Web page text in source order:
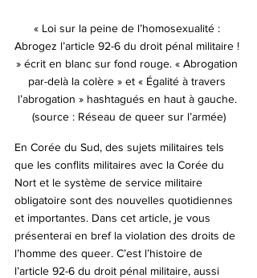
« Loi sur la peine de l’homosexualité :
Abrogez l’article 92-6 du droit pénal militaire !
» écrit en blanc sur fond rouge. « Abrogation
par-delà la colère » et « Égalité à travers
l’abrogation » hashtagués en haut à gauche.
(source : Réseau de queer sur l’armée)
En Corée du Sud, des sujets militaires tels
que les conflits militaires avec la Corée du
Nort et le système de service militaire
obligatoire sont des nouvelles quotidiennes
et importantes. Dans cet article, je vous
présenterai en bref la violation des droits de
l’homme des queer. C’est l’histoire de
l’article 92-6 du droit pénal militaire, aussi